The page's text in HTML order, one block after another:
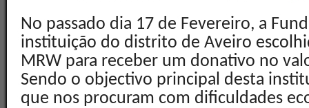
No passado dia 17 de Fevereiro, a
instituição do distrito de Aveiro
MRW para receber um donativo no
Sendo o objectivo principal desta
que nos procuram com dificuldades